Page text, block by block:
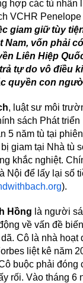
hợp các tù
VCHR
giam giữ tùy
Nam, vốn phải
Liên Hiệp
tự do vô điều
quyền con
, luật sư môi
sách Phát
5 năm tù tại
giam tại Nhà tù
khắc nghiệt.
Nội để lấy lại số
).
Hồng là người
về vấn đề
Cô là nhà
liệt kê năm
buộc phải
rối. Vào tháng 6